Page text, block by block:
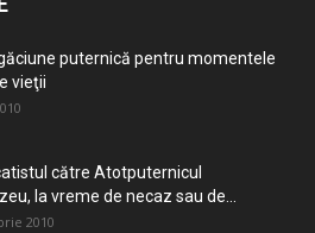
puternică pentru momentele
vieţii
către Atotputernicul
la vreme de necaz sau de...
2010